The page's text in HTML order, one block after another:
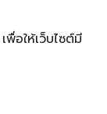
อให้เว็บไซต์มี